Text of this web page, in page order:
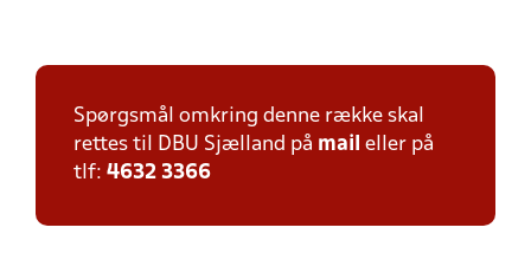
Spørgsmål omkring denne række skal
rettes til DBU Sjælland på mail eller på
tlf: 4632 3366